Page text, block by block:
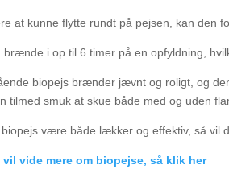
at kunne flytte rundt på pejsen, kan den
brænde i op til 6 timer på en opfyldning,
biopejs brænder jævnt og roligt, og
tilmed smuk at skue både med og uden
biopejs være både lækker og effektiv, så vil
vil vide mere om biopejse, så klik her